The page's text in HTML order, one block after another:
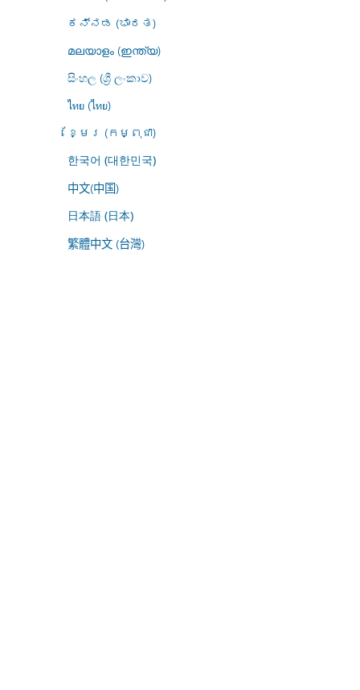
ಕನ್ನಡ (ಭಾರತ)
മലയാളം (ഇന്ത്യ)
සිංහල (ශ්‍රී ලංකාව)
ไทย (ไทย)
ខ្មែរ (កម្ពុជា)
한국어 (대한민국)
中文(中国)
日本語 (日本)
繁體中文 (台灣)